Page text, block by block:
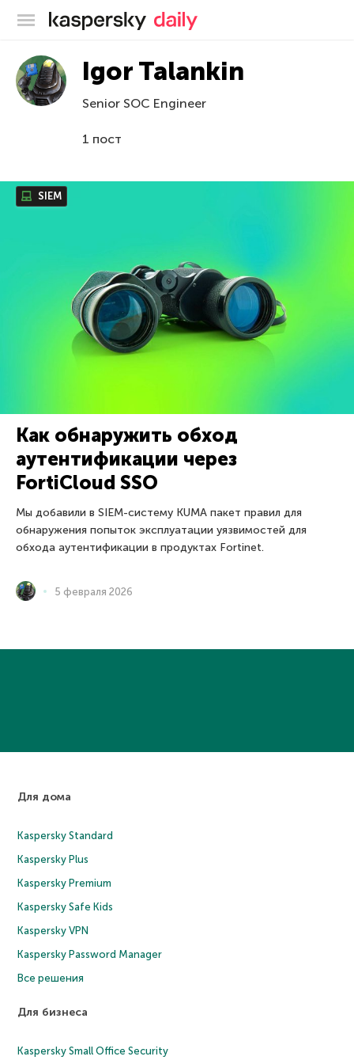
Блог Касперского
Igor Talankin
Senior SOC Engineer
1 пост
SIEM
Как обнаружить обход
аутентификации через
FortiCloud SSO
Мы добавили в SIEM-систему KUMA пакет правил для
обнаружения попыток эксплуатации уязвимостей для
обхода аутентификации в продуктах Fortinet.
5 февраля 2026
Для дома
Kaspersky Standard
Kaspersky Plus
Kaspersky Premium
Kaspersky Safe Kids
Kaspersky VPN
Kaspersky Password Manager
Все решения
Для бизнеса
Kaspersky Small Office Security